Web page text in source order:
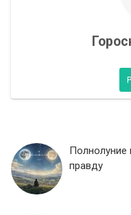
Полнолуние
правду